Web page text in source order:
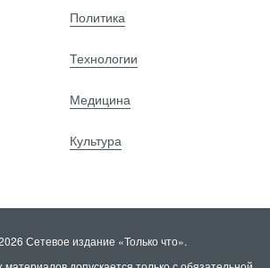
Политика
Технологии
Медицина
Культура
Сетевое издание «Только что».